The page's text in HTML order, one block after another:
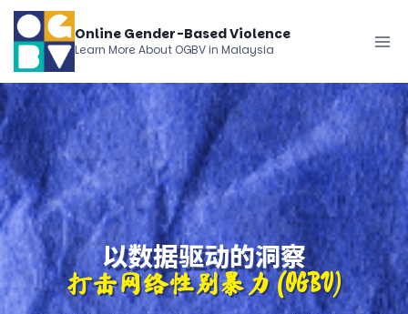
跳
到
容
Online Gender-Based Violence
Learn More About OGBV in Malaysia
以数据驱动的洞察
打击网络性别暴力 (OGBV)